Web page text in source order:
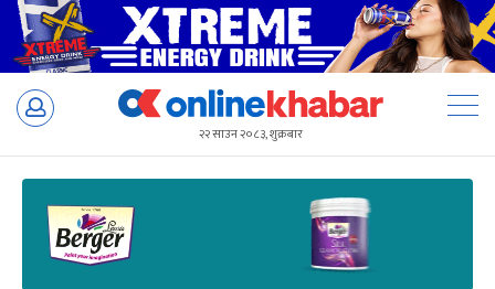
Skip
२२ साउन २०८३, शुक्रबार